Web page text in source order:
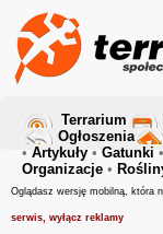
Terrarium
Ogłoszenia
• Artykuły • Gatunki •
Organizacje •
Oglądasz wersję mobilną, która
serwis, wyłącz reklamy